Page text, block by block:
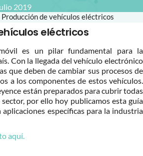
2019
Producción de vehículos eléctricos
eléctricos
es un pilar fundamental para la
Con la llegada del vehículo electrónico
que deben de cambiar sus procesos de
a los componentes de estos vehículos.
están preparados para cubrir todas
sector, por ello hoy publicamos esta guía
específicas para la industria
aquí.